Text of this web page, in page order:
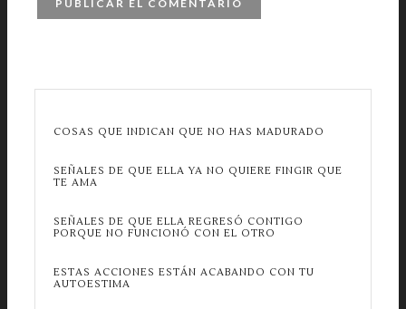
COSAS QUE INDICAN QUE NO HAS MADURADO
SEÑALES DE QUE ELLA YA NO QUIERE FINGIR QUE
TE AMA
SEÑALES DE QUE ELLA REGRESÓ CONTIGO
PORQUE NO FUNCIONÓ CON EL OTRO
ESTAS ACCIONES ESTÁN ACABANDO CON TU
AUTOESTIMA